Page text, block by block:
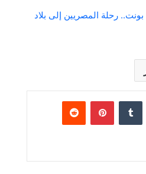
رحلة المصريين إلى بلاد
بينتيريست